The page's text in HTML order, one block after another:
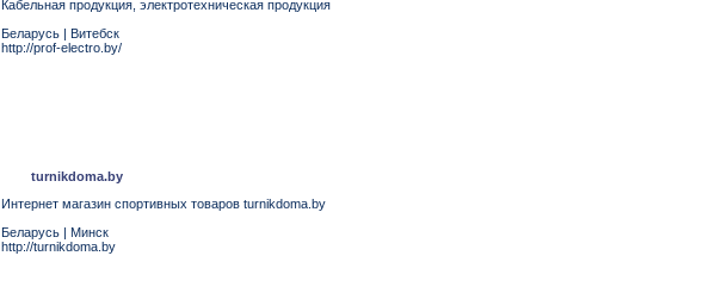
Кабельная продукция, электротехническая продукция
Беларусь | Витебск
http://prof-electro.by/
turnikdoma.by
Интернет магазин спортивных товаров turnikdoma.by
Беларусь | Минск
http://turnikdoma.by